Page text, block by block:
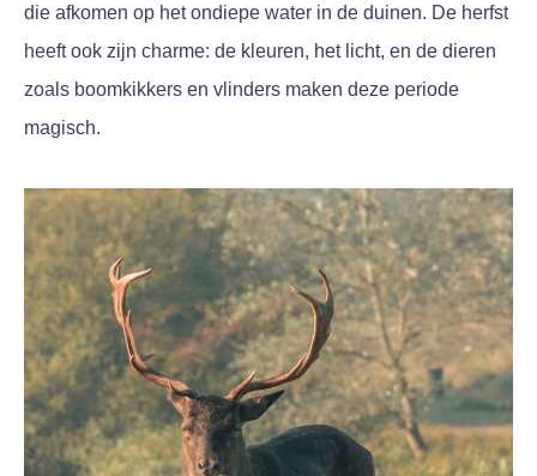
die afkomen op het ondiepe water in de duinen. De herfst
heeft ook zijn charme: de kleuren, het licht, en de dieren
zoals boomkikkers en vlinders maken deze periode
magisch.